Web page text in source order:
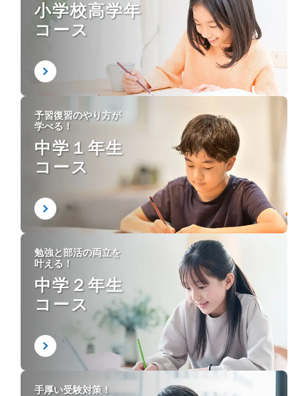
小学校高学年
コース
予習復習のやり方が
学べる！
中学１年生
コース
勉強と部活の両立を
叶える！
中学２年生
コース
手厚い受験対策！